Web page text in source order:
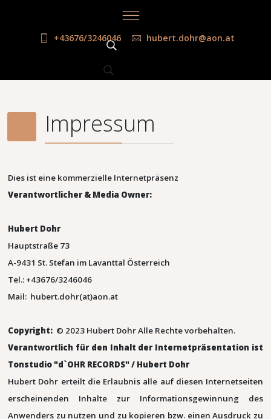
+43676/3246046 hubert.dohr@aon.at
Impressum
Dies ist eine kommerzielle Internetpräsenz
Verantwortlicher & Media Owner:
Hubert Dohr
Hauptstraße 73
A-9431 St. Stefan im Lavanttal Österreich
Tel.: +43676/3246046
Mail: hubert.dohr(at)aon.at
Copyright: © 2023 Hubert Dohr Alle Rechte vorbehalten.
Verantwortlich für den Inhalt der Internetpräsentation ist
Tonstudio "d`OHR RECORDS" / Hubert Dohr
Hubert Dohr erteilt die Erlaubnis alle auf diesen Internetseiten
erscheinenden Inhalte zur Informationsgewinnung des
Anwenders zu nutzen und zu kopieren bzw. einen Ausdruck zu